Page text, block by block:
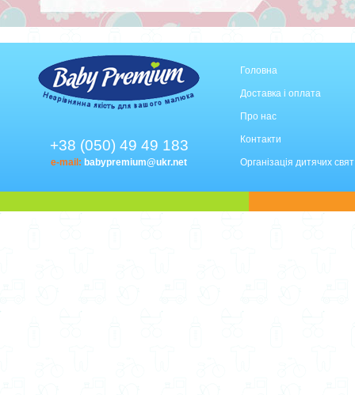
+38 (050) 49 49 183
e-mail: babypremium@ukr.net
Головна
Доставка і оплата
Про нас
Контакти
Організація дитячих свят